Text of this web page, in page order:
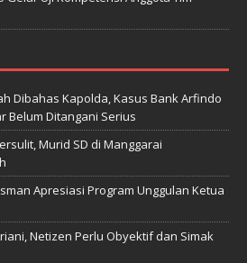
Dibahas Kapolda, Kasus Bank Arfindo
Belum Ditangani Serius
Murid SD di Manggarai
Apresiasi Program Unggulan Ketua
Netizen Perlu Obyektif dan Simak